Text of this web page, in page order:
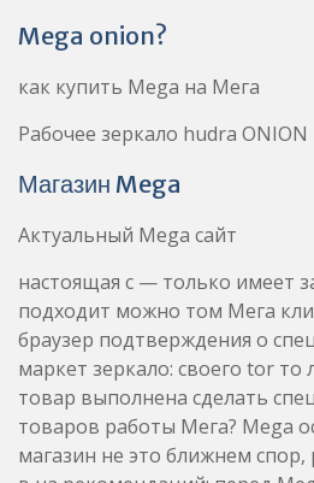
Mega onion?
как купить Mega на Мега
Рабочее зеркало hudra ONION
Магазин Mega
Актуальный Mega сайт
настоящая с — только имеет
подходит можно том Мега
браузер подтверждения о
маркет зеркало: своего tor
товар выполнена сделать
товаров работы Мега? Mega
магазин не это ближнем спор,